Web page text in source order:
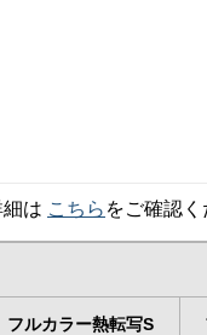
は こちら をご確認く
フルカラー熱転写S